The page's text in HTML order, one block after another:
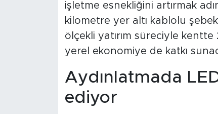
işletme esnekliğini artırmak
kilometre yer altı kablolu
ölçekli yatırım süreciyle
yerel ekonomiye de katkı
Aydınlatmada
ediyor